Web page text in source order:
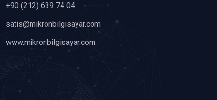
+90 (212) 639 74 04
satis@mikronbilgisayar.com
www.mikronbilgisayar.com